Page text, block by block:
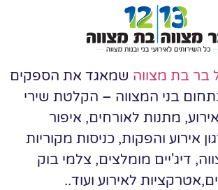
בר בת מצווה שמאגד את הספקים
בני המצווה – הקלטת שירי
מתנות לאורחים, איפור
אירוע והפקות, כניסות מקוריות
דיג'יים מומלצים, צלמי בוק
לאירוע ועוד..